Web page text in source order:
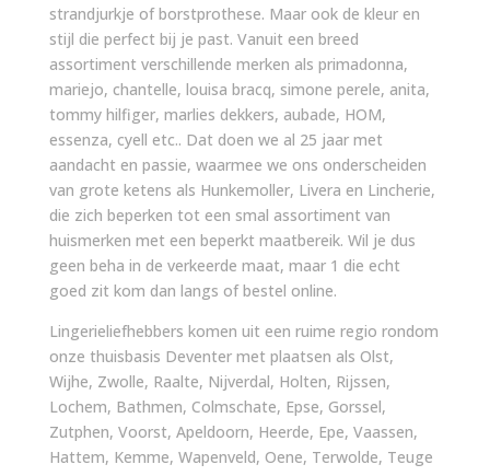
strandjurkje of borstprothese. Maar ook de kleur en
stijl die perfect bij je past. Vanuit een breed
assortiment verschillende merken als primadonna,
mariejo, chantelle, louisa bracq, simone perele, anita,
tommy hilfiger, marlies dekkers, aubade, HOM,
essenza, cyell etc.. Dat doen we al 25 jaar met
aandacht en passie, waarmee we ons onderscheiden
van grote ketens als Hunkemoller, Livera en Lincherie,
die zich beperken tot een smal assortiment van
huismerken met een beperkt maatbereik. Wil je dus
geen beha in de verkeerde maat, maar 1 die echt
goed zit kom dan langs of bestel online.
Lingerieliefhebbers komen uit een ruime regio rondom
onze thuisbasis Deventer met plaatsen als Olst,
Wijhe, Zwolle, Raalte, Nijverdal, Holten, Rijssen,
Lochem, Bathmen, Colmschate, Epse, Gorssel,
Zutphen, Voorst, Apeldoorn, Heerde, Epe, Vaassen,
Hattem, Kemme, Wapenveld, Oene, Terwolde, Teuge